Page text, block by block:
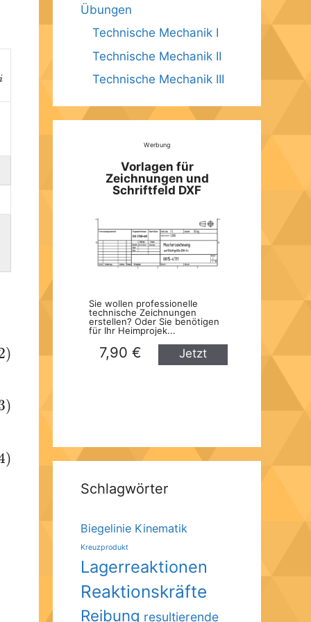
i
Übungen
Technische Mechanik I
Technische Mechanik II
Technische Mechanik III
Werbung
Vorlagen für
Zeichnungen und
Schriftfeld DXF
Sie wollen professionelle
technische Zeichnungen
erstellen? Oder Sie benötigen
für Ihr Heimprojek...
7,90 €
Jetzt
Schlagwörter
Biegelinie Kinematik
Kreuzprodukt
Lagerreaktionen
Reaktionskräfte
Reibung resultierende